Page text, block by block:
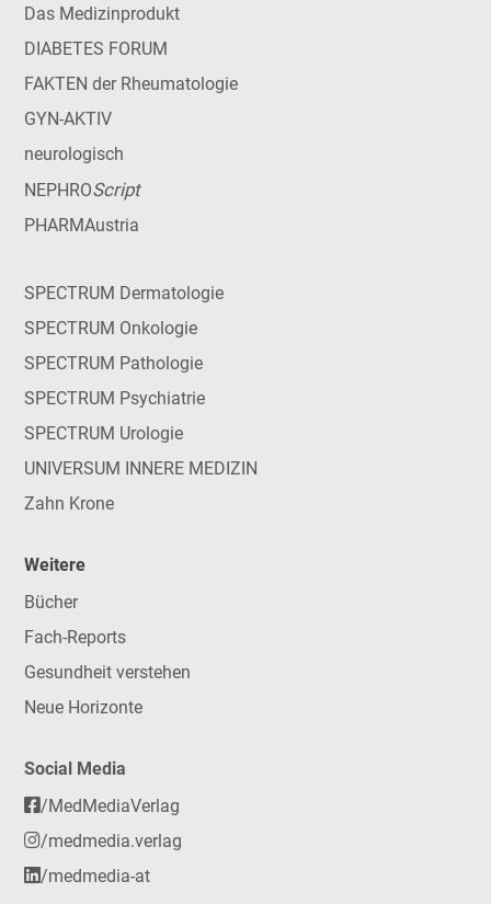
Das Medizinprodukt
DIABETES FORUM
FAKTEN der Rheumatologie
GYN-AKTIV
neurologisch
NEPHROScript
PHARMAustria
SPECTRUM Dermatologie
SPECTRUM Onkologie
SPECTRUM Pathologie
SPECTRUM Psychiatrie
SPECTRUM Urologie
UNIVERSUM INNERE MEDIZIN
Zahn Krone
Weitere
Bücher
Fach-Reports
Gesundheit verstehen
Neue Horizonte
Social Media
/MedMediaVerlag
/medmedia.verlag
/medmedia-at